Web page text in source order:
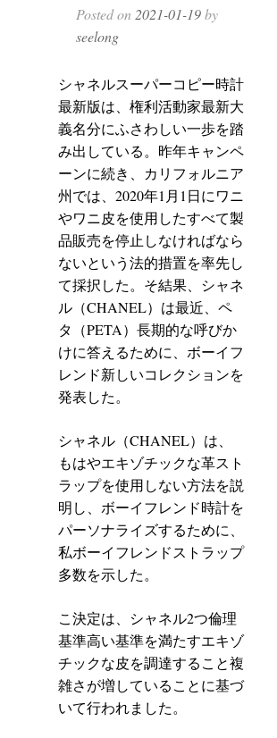
Posted on 2021-01-19by
seelong
シャネルスーパーコピー時計
最新版は、権利活動家最新大
義名分にふさわしい一歩を踏
み出している。昨年キャンペ
ーンに続き、カリフォルニア
州では、2020年1月1日にワニ
やワニ皮を使用したすべて製
品販売を停止しなければなら
ないという法的措置を率先し
て採択した。そ結果、シャネ
ル（CHANEL）は最近、ペ
タ（PETA）長期的な呼びか
けに答えるために、ボーイフ
レンド新しいコレクションを
発表した。
シャネル（CHANEL）は、
もはやエキゾチックな革スト
ラップを使用しない方法を説
明し、ボーイフレンド時計を
パーソナライズするために、
私ボーイフレンドストラップ
多数を示した。
こ決定は、シャネル2つ倫理
基準高い基準を満たすエキゾ
チックな皮を調達すること複
雑さが増していることに基づ
いて行われました。